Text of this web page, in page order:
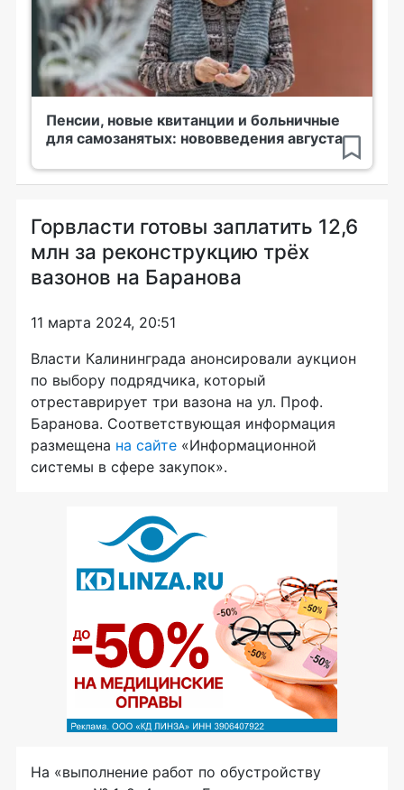
Пенсии, новые квитанции и больничные
для самозанятых: нововведения августа
Горвласти готовы заплатить 12,6
млн за реконструкцию трёх
вазонов на Баранова
11 марта 2024, 20:51
Власти Калининграда анонсировали аукцион
по выбору подрядчика, который
отреставрирует три вазона на ул. Проф.
Баранова. Соответствующая информация
размещена на сайте «Информационной
системы в сфере закупок».
На «выполнение работ по обустройству